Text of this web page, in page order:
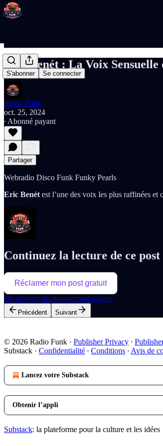
S'abonner Se connecter
Eric Benét : La Voix
Radio Funk
oct. 25, 2024
∙ Abonné payant
Partager
Webradio Disco Funk Funky Pearls
Eric Benét est l’une des voix les plus raffinées et
Continuez la lecture de ce
Réclamer mon post gratuit
Ou achetez un abonnement payant.
Précédent Suivant
© 2026 Radio Funk · Publisher Privacy ∙
Substack · Confidentialité ∙ Conditions ∙ Avis de
Lancez votre Substack
Obtenir l’appli
Substack: la plateforme pour la culture et les idées